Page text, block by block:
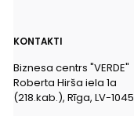
KONTAKTI
Biznesa centrs "VERDE"
Roberta Hirša iela 1a
(218.kab.), Rīga, LV-1045